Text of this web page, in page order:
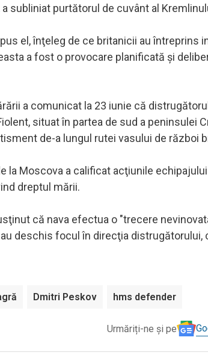
subliniat purtătorul de cuvânt al
el, înţeleg de ce britanicii au întreprins
a fost o provocare planificată şi
a comunicat la 23 iunie că
situat în partea de sud a peninsulei
de-a lungul rutei vasului de război
la Moscova a calificat acţiunile
dreptul mării.
că nava efectua o "trecere
deschis focul în direcţia
Dmitri Peskov hms defender
Urmăriți-ne și pe